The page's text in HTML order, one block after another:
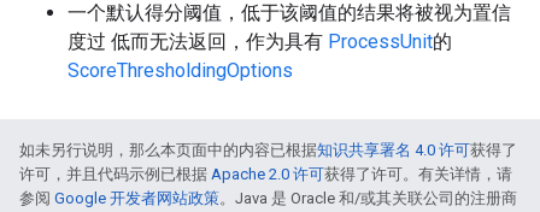
一个默认得分阈值，低于该阈值的结果将被视为置信
度过 低而无法返回，作为具有 ProcessUnit的
ScoreThresholdingOptions
如未另行说明，那么本页面中的内容已根据知识共享署名 4.0 许可获得了
许可，并且代码示例已根据 Apache 2.0 许可获得了许可。有关详情，请
参阅 Google 开发者网站政策。Java 是 Oracle 和/或其关联公司的注册商